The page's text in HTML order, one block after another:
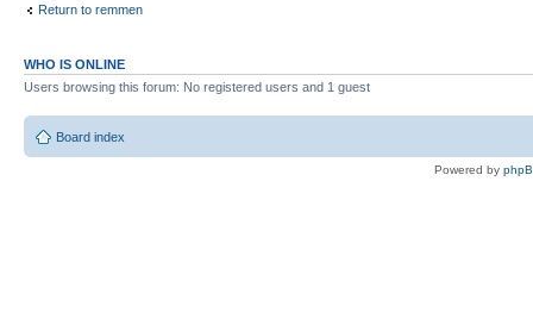
Return to remmen
WHO IS ONLINE
Users browsing this forum: No registered users and 1 guest
Board index
Powered by